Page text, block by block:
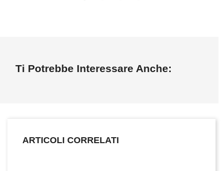
Ti Potrebbe Interessare Anche:
ARTICOLI CORRELATI